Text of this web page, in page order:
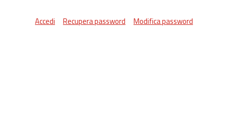
Accedi Recupera password Modifica password